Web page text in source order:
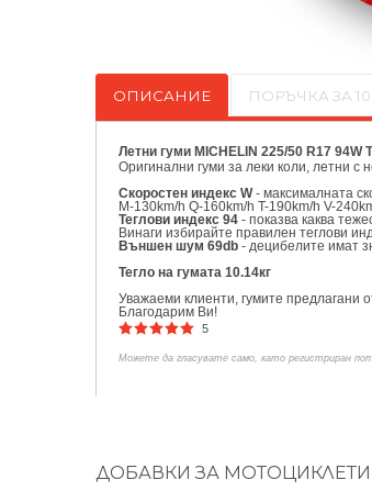
ОПИСАНИЕ ПОРЪЧКА ЗА 10
Летни гуми MICHELIN 225/50 R17 94W
Оригинални гуми за леки коли, летни с
Скоростен индекс W- максималната
M-130km/h Q-160km/h T-190km/h V-
Теглови индекс 94 - показва каква
Винаги избирайте правилен теглови
Външен шум 69db - децибелите имат
Тегло на гумата 10.14кг
Уважаеми клиенти, гумите предлагани
Благодарим Ви!
5
Можете да гласувате само, като регистриран
ДОБАВКИ ЗА МОТОЦИКЛЕТИ